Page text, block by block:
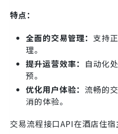
特点：
全面的交易管理： 支持
理。
提升运营效率： 自动化
预。
优化用户体验： 流畅的
消的体验。
交易流程接口API在酒店住